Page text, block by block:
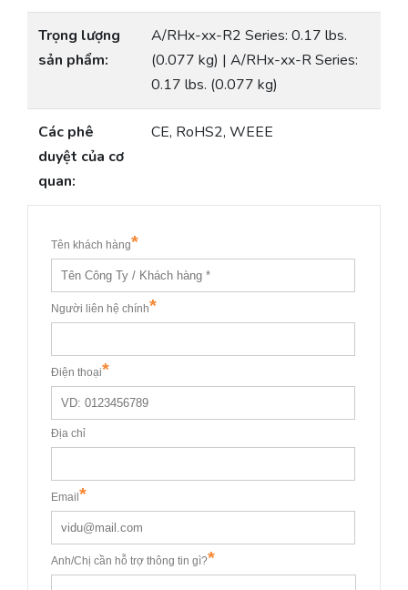
Trọng lượng
sản phẩm:
A/RHx-xx-R2 Series: 0.17 lbs.
(0.077 kg) | A/RHx-xx-R Series:
0.17 lbs. (0.077 kg)
Các phê
duyệt của cơ
quan:
CE, RoHS2, WEEE